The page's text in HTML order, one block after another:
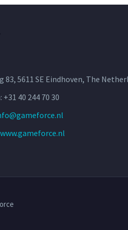
83, 5611 SE Eindhoven, The
+31 40 244 70 30
www.gameforce.nl